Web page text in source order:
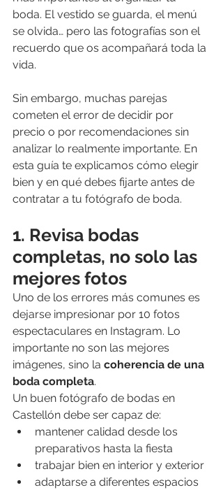
boda. El vestido se guarda, el menú
se olvida… pero las fotografías son el
recuerdo que os acompañará toda la
vida.
Sin embargo, muchas parejas
cometen el error de decidir por
precio o por recomendaciones sin
analizar lo realmente importante. En
esta guía te explicamos cómo elegir
bien y en qué debes fijarte antes de
contratar a tu fotógrafo de boda.
1. Revisa bodas
completas, no solo las
mejores fotos
Uno de los errores más comunes es
dejarse impresionar por 10 fotos
espectaculares en Instagram. Lo
importante no son las mejores
imágenes, sino la coherencia de una
boda completa.
Un buen fotógrafo de bodas en
Castellón debe ser capaz de:
mantener calidad desde los
preparativos hasta la fiesta
trabajar bien en interior y exterior
adaptarse a diferentes espacios